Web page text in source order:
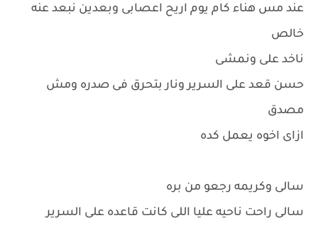
عند مس هناء كام يوم اريح اعصابى وبعدين نبعد عنه
خالص
ناخد على ونمشى
حسن قعد على السرير ونار بتحرق فى صدره ومش
مصدق
ازاى اخوه يعمل كده
سالى وكريمه رجعو من بره
سالى راحت ناحيه عليا اللى كانت قاعده على السرير